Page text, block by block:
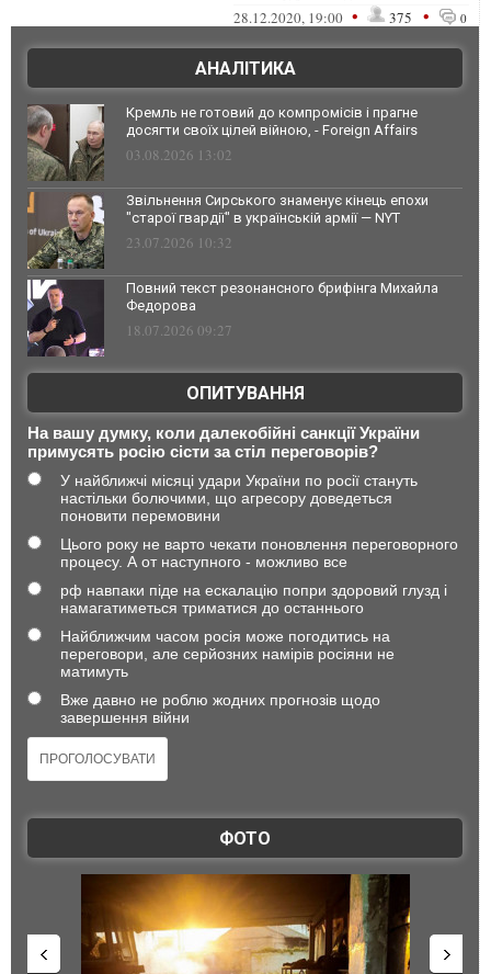
пандемии и глобального экономиче...
28.12.2020, 19:00 • 375 • 0
АНАЛІТИКА
Кремль не готовий до компромісів і прагне
досягти своїх цілей війною, - Foreign Affairs
03.08.2026 13:02
Звільнення Сирського знаменує кінець епохи
"старої гвардії" в українській армії — NYT
23.07.2026 10:32
Повний текст резонансного брифінга Михайла
Федорова
18.07.2026 09:27
ОПИТУВАННЯ
На вашу думку, коли далекобійні санкції України
примусять росію сісти за стіл переговорів?
У найближчі місяці удари України по росії стануть
настільки болючими, що агресору доведеться
поновити перемовини
Цього року не варто чекати поновлення переговорного
процесу. А от наступного - можливо все
рф навпаки піде на ескалацію попри здоровий глузд і
намагатиметься триматися до останнього
Найближчим часом росія може погодитись на
переговори, але серйозних намірів росіяни не
матимуть
Вже давно не роблю жодних прогнозів щодо
завершення війни
ФОТО